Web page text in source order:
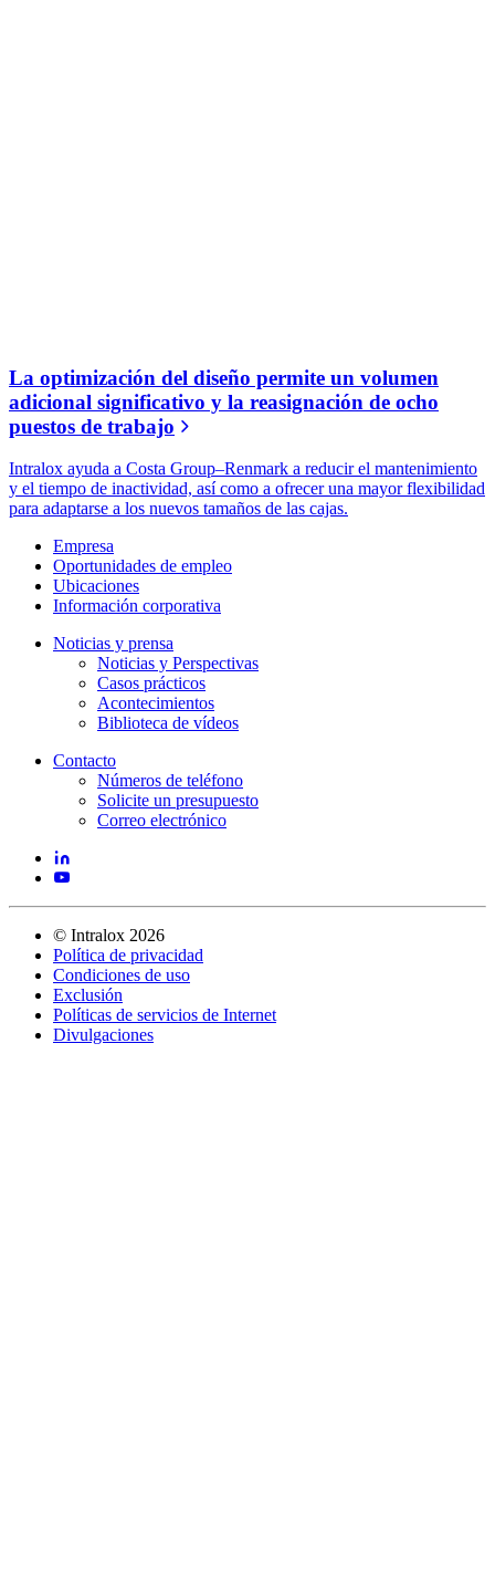
La optimización del diseño permite un volumen
adicional significativo y la reasignación de ocho
puestos de trabajo
Intralox ayuda a Costa Group–Renmark a reducir el mantenimiento
y el tiempo de inactividad, así como a ofrecer una mayor flexibilidad
para adaptarse a los nuevos tamaños de las cajas.
Empresa
Oportunidades de empleo
Ubicaciones
Información corporativa
Noticias y prensa
Noticias y Perspectivas
Casos prácticos
Acontecimientos
Biblioteca de vídeos
Contacto
Números de teléfono
Solicite un presupuesto
Correo electrónico
© Intralox 2026
Política de privacidad
Condiciones de uso
Exclusión
Políticas de servicios de Internet
Divulgaciones